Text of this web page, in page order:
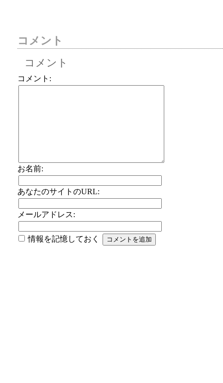
コメント
コメント
コメント:
お名前:
あなたのサイトのURL:
メールアドレス:
情報を記憶しておく